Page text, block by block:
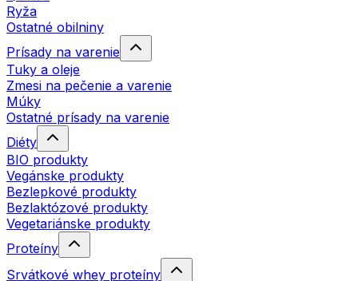
Ryža
Ostatné obilniny
Prísady na varenie
Tuky a oleje
Zmesi na pečenie a varenie
Múky
Ostatné prísady na varenie
Diéty
BIO produkty
Vegánske produkty
Bezlepkové produkty
Bezlaktózové produkty
Vegetariánske produkty
Proteíny
Srvátkové whey proteíny